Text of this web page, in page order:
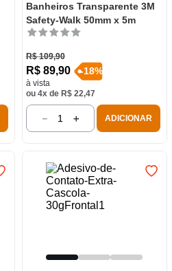
Banheiros Transparente 3M
Safety-Walk 50mm x 5m
R$ 109,90
R$ 89,90
à vista
-18%
ou 4x de R$ 22,47
＋
－ ADICIONAR